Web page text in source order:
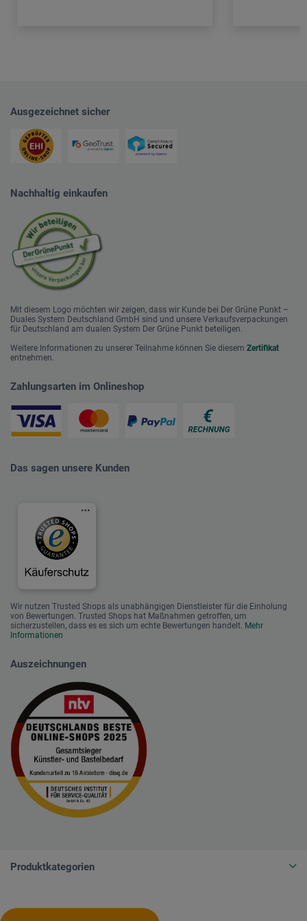
Ausgezeichnet sicher
Nachhaltig einkaufen
Mit diesem Logo möchten wir zeigen, dass wir Kunde bei Der Grüne Punkt –
Duales System Deutschland GmbH sind und unsere Verkaufsverpackungen
für Deutschland am dualen System Der Grüne Punkt beteiligen.
Weitere Informationen zu unserer Teilnahme können Sie diesem Zertifikat
entnehmen.
Zahlungsarten im Onlineshop
Das sagen unsere Kunden
Wir nutzen Trusted Shops als unabhängigen Dienstleister für die Einholung
von Bewertungen. Trusted Shops hat Maßnahmen getroffen, um
sicherzustellen, dass es es sich um echte Bewertungen handelt. Mehr
Informationen
Auszeichnungen
Produktkategorien